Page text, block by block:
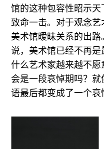
馆的这种包容性昭示
致命一击。对于观念
美术馆暧昧关系的出
说，美术馆已经不再
什么艺术家越来越不
会是一段哀悼期吗？
语最后都变成了一个哀